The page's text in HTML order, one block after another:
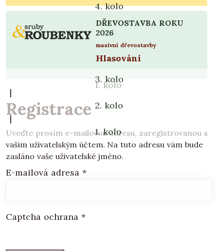
4. kolo
3. kolo
2. kolo
1. kolo
DŘEVOSTAVBA ROKU
2026
masivní dřevostavby
Hlasování
3. kolo
|
2. kolo
|
1. kolo
Registrace
Uveďte prosím e-mailovou adresu, zaregistrovanou s
vaším uživatelským účtem. Na tuto adresu vám bude
zasláno vaše uživatelské jméno.
E-mailová adresa*
Captcha ochrana *